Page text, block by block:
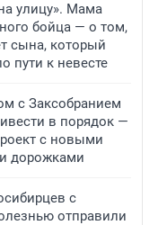
улицу». Мама
бойца — о том,
сына, который
пути к невесте
с Заксобранием
в порядок —
с новыми
дорожками
с
отправили